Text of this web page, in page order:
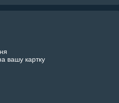
вашу картку